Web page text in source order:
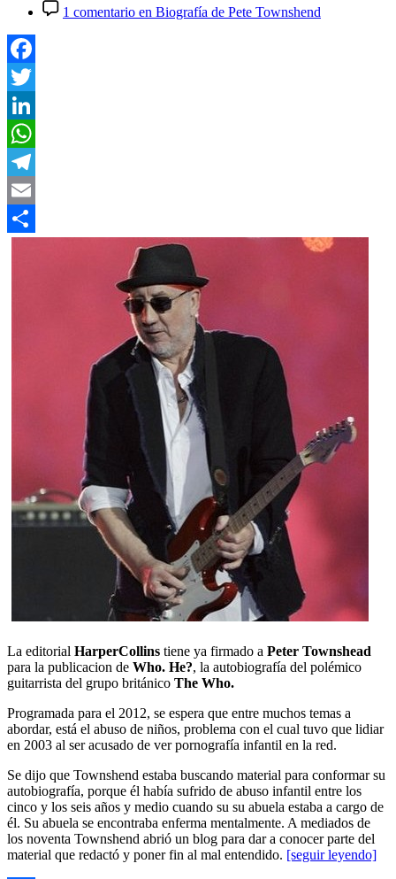
1 comentario en Biografía de Pete Townshend
Facebook
Twitter
LinkedIn
WhatsApp
Telegram
Email
La editorial HarperCollins tiene ya firmado a Peter Townshead
para la publicacion de Who. He?, la autobiografía del polémico
guitarrista del grupo británico The Who.
Programada para el 2012, se espera que entre muchos temas a
abordar, está el abuso de niños, problema con el cual tuvo que lidiar
en 2003 al ser acusado de ver pornografía infantil en la red.
Se dijo que Townshend estaba buscando material para conformar su
autobiografía, porque él había sufrido de abuso infantil entre los
cinco y los seis años y medio cuando su su abuela estaba a cargo de
él. Su abuela se encontraba enferma mentalmente. A mediados de
los noventa Townshend abrió un blog para dar a conocer parte del
material que redactó y poner fin al mal entendido. [seguir leyendo]